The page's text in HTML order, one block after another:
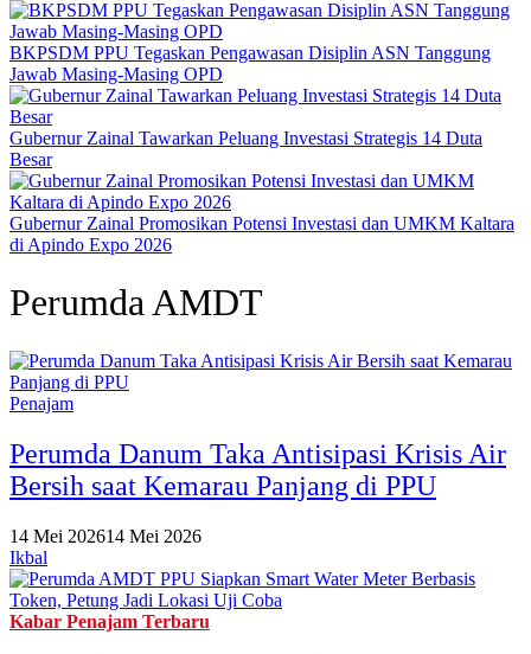
BKPSDM PPU Tegaskan Pengawasan Disiplin ASN Tanggung
Jawab Masing-Masing OPD
Gubernur Zainal Tawarkan Peluang Investasi Strategis 14 Duta
Besar
Gubernur Zainal Promosikan Potensi Investasi dan UMKM Kaltara
di Apindo Expo 2026
Perumda AMDT
Penajam
Perumda Danum Taka Antisipasi Krisis Air
Bersih saat Kemarau Panjang di PPU
14 Mei 202614 Mei 2026
Ikbal
Kabar Penajam Terbaru